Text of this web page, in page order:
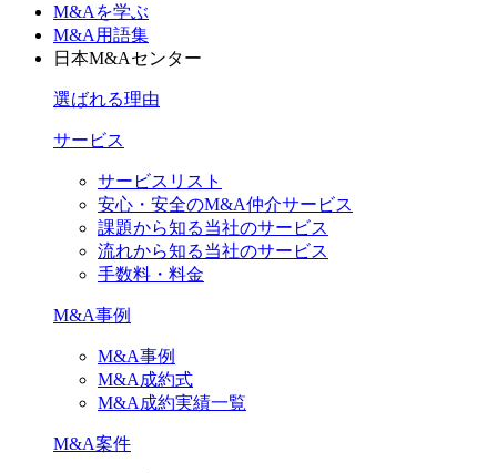
M&Aを学ぶ
M&A用語集
日本M&Aセンター
選ばれる理由
サービス
サービスリスト
安心・安全のM&A仲介サービス
課題から知る当社のサービス
流れから知る当社のサービス
手数料・料金
M&A事例
M&A事例
M&A成約式
M&A成約実績一覧
M&A案件